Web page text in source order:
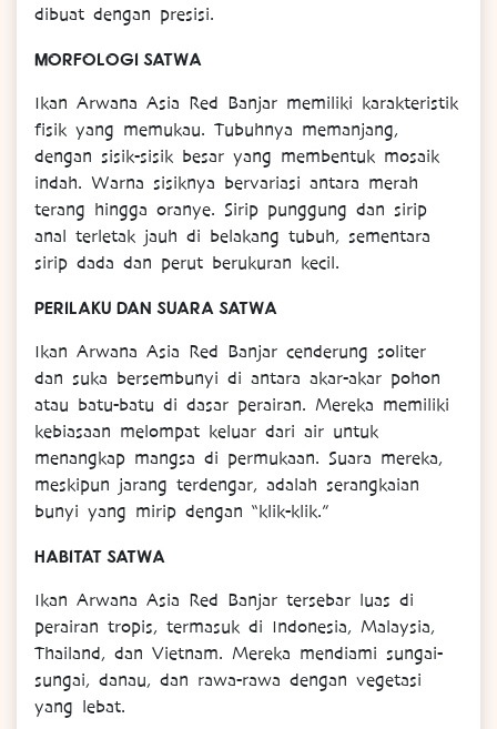
dibuat dengan presisi.
MORFOLOGI SATWA
Ikan Arwana Asia Red Banjar memiliki karakteristik
fisik yang memukau. Tubuhnya memanjang,
dengan sisik-sisik besar yang membentuk mosaik
indah. Warna sisiknya bervariasi antara merah
terang hingga oranye. Sirip punggung dan sirip
anal terletak jauh di belakang tubuh, sementara
sirip dada dan perut berukuran kecil.
PERILAKU DAN SUARA SATWA
Ikan Arwana Asia Red Banjar cenderung soliter
dan suka bersembunyi di antara akar-akar pohon
atau batu-batu di dasar perairan. Mereka memiliki
kebiasaan melompat keluar dari air untuk
menangkap mangsa di permukaan. Suara mereka,
meskipun jarang terdengar, adalah serangkaian
bunyi yang mirip dengan “klik-klik.”
HABITAT SATWA
Ikan Arwana Asia Red Banjar tersebar luas di
perairan tropis, termasuk di Indonesia, Malaysia,
Thailand, dan Vietnam. Mereka mendiami sungai-
sungai, danau, dan rawa-rawa dengan vegetasi
yang lebat.